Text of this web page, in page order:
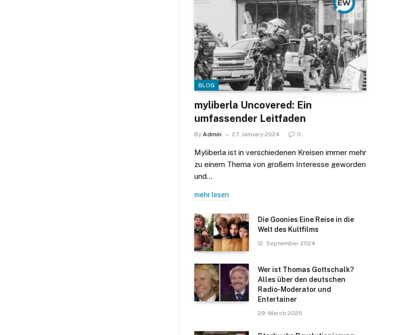
BLOG
myliberla Uncovered: Ein
umfassender Leitfaden
By Admin 27. January 2024 0
Myliberla ist in verschiedenen Kreisen immer mehr
zu einem Thema von großem Interesse geworden
und…
mehr lesen
Die Goonies Eine Reise in die
Welt des Kultfilms
12. September 2024
Wer ist Thomas Gottschalk?
Alles über den deutschen
Radio-Moderator und
Entertainer
29. March 2025